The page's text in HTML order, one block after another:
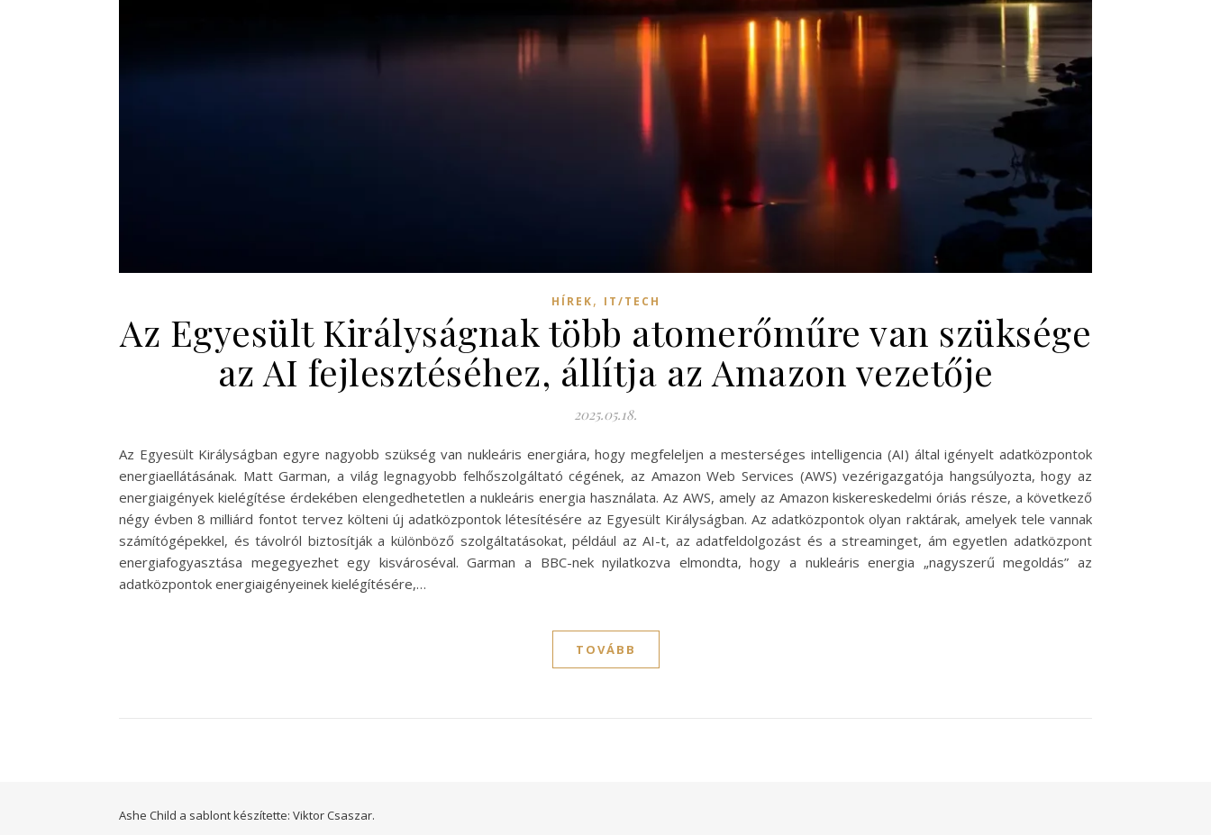
HÍREK, IT/TECH
Az Egyesült Királyságnak több atomerőműre van szüksége
az AI fejlesztéséhez, állítja az Amazon vezetője
2025.05.18.
Az Egyesült Királyságban egyre nagyobb szükség van nukleáris energiára, hogy megfeleljen a mesterséges intelligencia (AI) által igényelt adatközpontok
energiaellátásának. Matt Garman, a világ legnagyobb felhőszolgáltató cégének, az Amazon Web Services (AWS) vezérigazgatója hangsúlyozta, hogy az
energiaigények kielégítése érdekében elengedhetetlen a nukleáris energia használata. Az AWS, amely az Amazon kiskereskedelmi óriás része, a következő
négy évben 8 milliárd fontot tervez költeni új adatközpontok létesítésére az Egyesült Királyságban. Az adatközpontok olyan raktárak, amelyek tele vannak
számítógépekkel, és távolról biztosítják a különböző szolgáltatásokat, például az AI-t, az adatfeldolgozást és a streaminget, ám egyetlen adatközpont
energiafogyasztása megegyezhet egy kisvároséval. Garman a BBC-nek nyilatkozva elmondta, hogy a nukleáris energia „nagyszerű megoldás” az
adatközpontok energiaigényeinek kielégítésére,…
TOVÁBB
Ashe Child a sablont készítette: Viktor Csaszar.